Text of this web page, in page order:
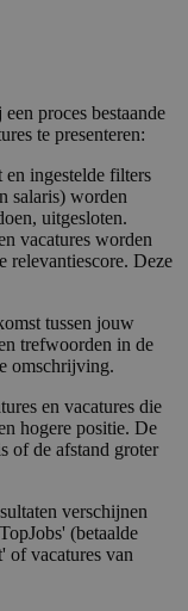
proces bestaande
te presenteren:
ingestelde filters
salaris) worden
uitgesloten.
vacatures worden
relevantiescore. Deze
tussen jouw
trefwoorden in de
omschrijving.
en vacatures die
hogere positie. De
of de afstand groter
verschijnen
(betaalde
of vacatures van